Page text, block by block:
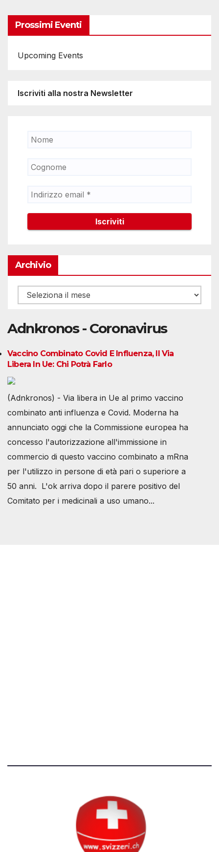
articoli
Prossimi Eventi
Upcoming Events
Iscriviti alla nostra Newsletter
Archivio
Archivio
Adnkronos - Coronavirus
Vaccino Combinato Covid E Influenza, Il Via
Libera In Ue: Chi Potrà Farlo
(Adnkronos) - Via libera in Ue al primo vaccino
combinato anti influenza e Covid. Moderna ha
annunciato oggi che la Commissione europea ha
concesso l'autorizzazione all'immissione in
commercio di questo vaccino combinato a mRna
per l'utilizzo in persone di età pari o superiore a
50 anni. L'ok arriva dopo il parere positivo del
Comitato per i medicinali a uso umano...